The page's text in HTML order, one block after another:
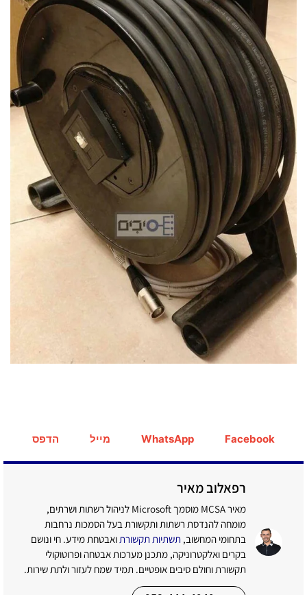
Facebook
WhatsApp מייל הדפס
רפאלוב מאיר
מאיר MCSA מוסמך Microsoft לניהול רשתות ושרתים,
מומחה להנדסת רשתות ותקשורת בעל הסמכות נרחבות
בתחומי המחשוב, תשתיות תקשורתואבטחת מידע. חי ונושם
בקרים ואלקטרוניקה, מתכנן מערכות אבטחה ופרוטוקולי
תקשורת וחולם סיבים אופטיים. תמיד שמח לעזור ולתת שירות.